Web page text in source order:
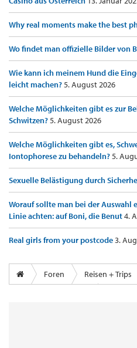
Why real moments make the best
Wo findet man offizielle Bilder von
Wie kann ich meinem Hund die
leicht machen?5. August 2026
Welche Möglichkeiten gibt es zur
Schwitzen?5. August 2026
Welche Möglichkeiten gibt es,
Iontophorese zu behandeln?5.
Sexuelle Belästigung durch
Worauf sollte man bei der
Linie achten: auf Boni, die Benut4.
Real girls from your postcode3.
Foren
Reisen + Trips